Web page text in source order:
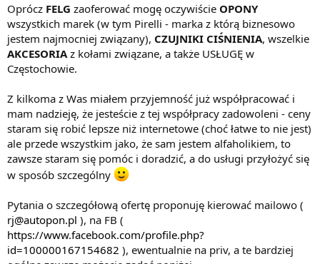
Oprócz FELG zaoferować mogę oczywiście OPONY
wszystkich marek (w tym Pirelli - marka z którą biznesowo
jestem najmocniej związany), CZUJNIKI CIŚNIENIA, wszelkie
AKCESORIA z kołami związane, a także USŁUGĘ w
Częstochowie.
Z kilkoma z Was miałem przyjemność już współpracować i
mam nadzieję, że jesteście z tej współpracy zadowoleni - ceny
staram się robić lepsze niż internetowe (choć łatwe to nie jest)
ale przede wszystkim jako, że sam jestem alfaholikiem, to
zawsze staram się pomóc i doradzić, a do usługi przyłożyć się
w sposób szczególny
Pytania o szczegółową ofertę proponuję kierować mailowo (
rj@autopon.pl ), na FB (
https://www.facebook.com/profile.php?
id=100000167154682 ), ewentualnie na priv, a te bardziej